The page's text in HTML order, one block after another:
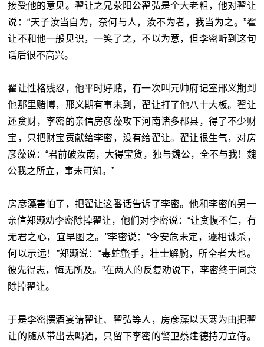
接受他的意见。翟让之兄荥阳公翟弘是个大老粗，他对翟让
说：“天子汝当自为，奈何与人，汝不为者，我当为之。”翟
让不和他一般见识，一笑了之，不以为意，但李密听到这句
话后很不高兴。
翟让性格残忍，他平时好赌，有一次叫元帅府记室邢义期到
他那里赌博，邢义期有事未到，翟让打了他八十大板。翟让
还贪财，李密的亲信房彦藻攻下河南诸多郡县，得了不少财
宝，只把财宝贡献给李密，没有给翟让。翟让很生气，对房
彦藻说：“君前破汝南，大得宝货，独与魏公，全不与我！魏
公我之所立，事未可知。”
房彦藻害怕了，把翟让这番话告诉了李密。他和李密的另一
亲信郑颋劝李密除掉翟让，他们对李密说：“让贪愎不仁，有
无君之心，宜早图之。”李密说：“今安危未定，遽相诛杀，
何以示远！”郑颋说：“毒蛇螫手，壮士解腕，所全者大也。
彼先得志，悔无所及。”在两人的反复劝说下，李密终于同意
除掉翟让。
于是李密摆酒宴请翟让、翟弘等人，房彦藻以天寒为由把翟
让的随从带出去喝酒，只留下李密的警卫蔡建德持刀立侍。